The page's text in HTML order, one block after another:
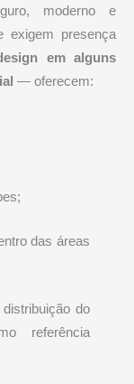
moderno e
exigem presença
em alguns
— oferecem:
das áreas
do
referência